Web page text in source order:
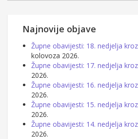
Najnovije objave
Župne obavijesti: 18. nedjelja
kolovoza 2026.
Župne obavijesti: 17. nedjelja
2026.
Župne obavijesti: 16. nedjelja
2026.
Župne obavijesti: 15. nedjelja
2026.
Župne obavijesti: 14. nedjelja
2026.